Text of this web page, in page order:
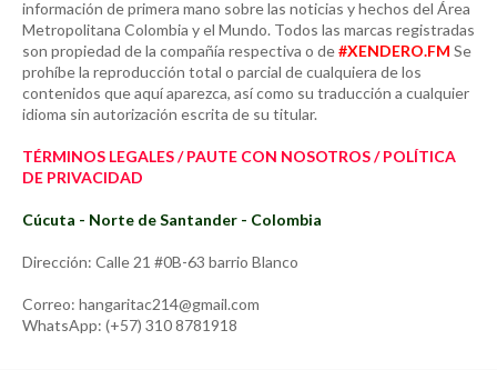
información de primera mano sobre las noticias y hechos del Área
Metropolitana Colombia y el Mundo. Todos las marcas registradas
son propiedad de la compañía respectiva o de#XENDERO.FM Se
prohíbe la reproducción total o parcial de cualquiera de los
contenidos que aquí aparezca, así como su traducción a cualquier
idioma sin autorización escrita de su titular.
TÉRMINOS LEGALES / PAUTE CON NOSOTROS / POLÍTICA
DE PRIVACIDAD
Cúcuta - Norte de Santander - Colombia
Dirección: Calle 21 #0B-63 barrio Blanco
Correo: hangaritac214@gmail.com
WhatsApp: (+57) 310 8781918